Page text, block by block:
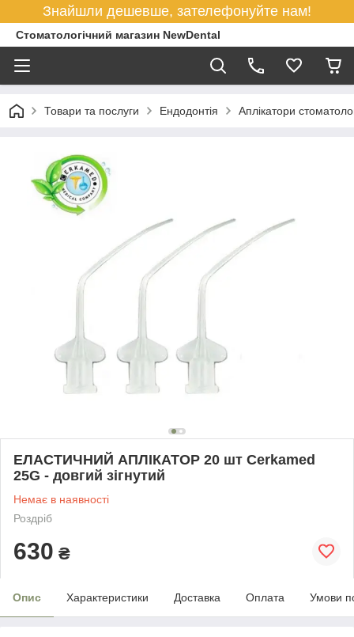
Знайшли дешевше, зателефонуйте нам!
Стоматологічний магазин NewDental
Товари та послуги Ендодонтія Аплікатори
ЕЛАСТИЧНИЙ АПЛІКАТОР 20 шт Cerkamed
25G - довгий зігнутий
Немає в наявності
Роздріб
630 ₴
Опис Характеристики Доставка Оплата Умови